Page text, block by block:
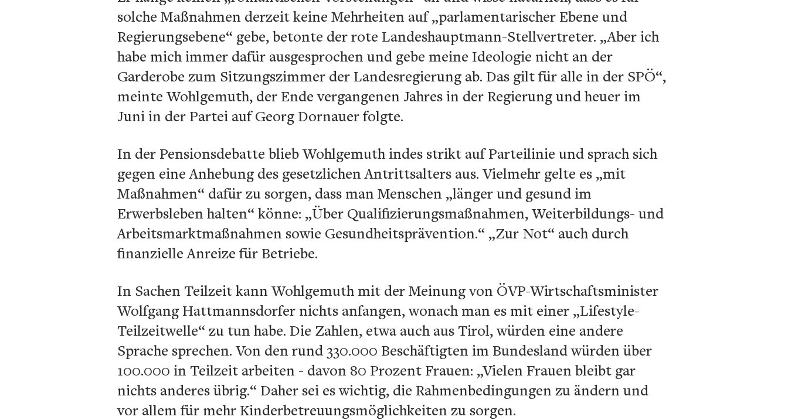
solche Maßnahmen derzeit keine Mehrheiten auf „parlamentarischer Ebene und
Regierungsebene“ gebe, betonte der rote Landeshauptmann-Stellvertreter. „Aber ich
habe mich immer dafür ausgesprochen und gebe meine Ideologie nicht an der
Garderobe zum Sitzungszimmer der Landesregierung ab. Das gilt für alle in der SPÖ“,
meinte Wohlgemuth, der Ende vergangenen Jahres in der Regierung und heuer im
Juni in der Partei auf Georg Dornauer folgte.
In der Pensionsdebatte blieb Wohlgemuth indes strikt auf Parteilinie und sprach sich
gegen eine Anhebung des gesetzlichen Antrittsalters aus. Vielmehr gelte es „mit
Maßnahmen“ dafür zu sorgen, dass man Menschen „länger und gesund im
Erwerbsleben halten“ könne: „Über Qualifizierungsmaßnahmen, Weiterbildungs- und
Arbeitsmarktmaßnahmen sowie Gesundheitsprävention.“ „Zur Not“ auch durch
finanzielle Anreize für Betriebe.
In Sachen Teilzeit kann Wohlgemuth mit der Meinung von ÖVP-Wirtschaftsminister
Wolfgang Hattmannsdorfer nichts anfangen, wonach man es mit einer „Lifestyle-
Teilzeitwelle“ zu tun habe. Die Zahlen, etwa auch aus Tirol, würden eine andere
Sprache sprechen. Von den rund 330.000 Beschäftigten im Bundesland würden über
100.000 in Teilzeit arbeiten - davon 80 Prozent Frauen: „Vielen Frauen bleibt gar
nichts anderes übrig.“ Daher sei es wichtig, die Rahmenbedingungen zu ändern und
vor allem für mehr Kinderbetreuungsmöglichkeiten zu sorgen.